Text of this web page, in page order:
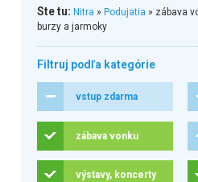
Ste tu: Nitra » Podujatia » zábava
burzy a jarmoky
Filtruj podľa kategórie
vstup zdarma
zábava vonku
výstavy, koncerty